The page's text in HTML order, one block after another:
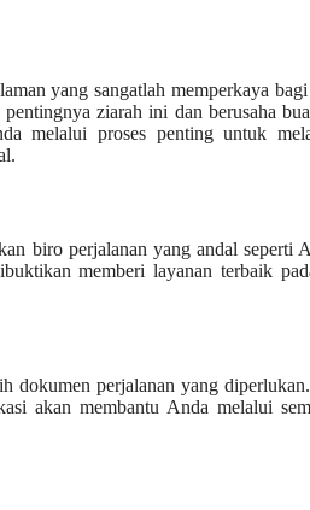
yang sangatlah memperkaya
ziarah ini dan berusaha
melalui proses penting untuk
biro perjalanan yang andal
memberi layanan terbaik
dokumen perjalanan yang
akan membantu Anda melalui